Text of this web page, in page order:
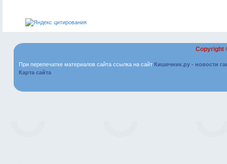
Copyright
При перепечатке материалов сайта ссылка на сайт Кишечник.ру - новости
Карта сайта